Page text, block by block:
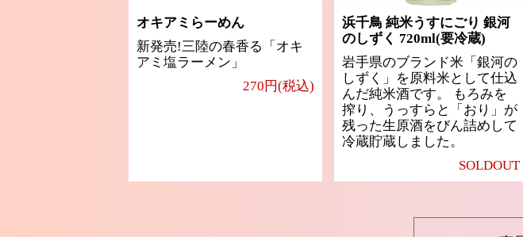
オキアミらーめん
新発売!三陸の春香る「オキ
アミ塩ラーメン」
270円(税込)
浜千鳥 純米うすにごり 銀河
のしずく 720ml(要冷蔵)
岩手県のブランド米「銀河の
しずく」を原料米として仕込
んだ純米酒です。 もろみを
搾り、うっすらと「おり」が
残った生原酒をびん詰めして
冷蔵貯蔵しました。
SOLDOUT